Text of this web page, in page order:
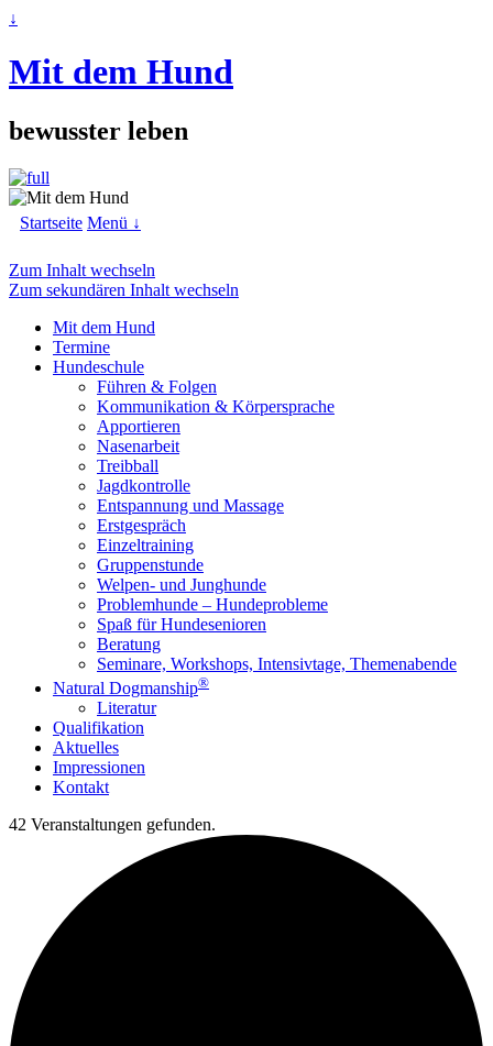
↓
Mit dem Hund
bewusster leben
Startseite Menü ↓
Zum Inhalt wechseln
Zum sekundären Inhalt wechseln
Mit dem Hund
Termine
Hundeschule
Führen & Folgen
Kommunikation & Körpersprache
Apportieren
Nasenarbeit
Treibball
Jagdkontrolle
Entspannung und Massage
Erstgespräch
Einzeltraining
Gruppenstunde
Welpen- und Junghunde
Problemhunde – Hundeprobleme
Spaß für Hundesenioren
Beratung
Seminare, Workshops, Intensivtage, Themenabende
Natural Dogmanship®
Literatur
Qualifikation
Aktuelles
Impressionen
Kontakt
42 Veranstaltungen gefunden.